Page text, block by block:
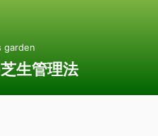
garden
生管理法